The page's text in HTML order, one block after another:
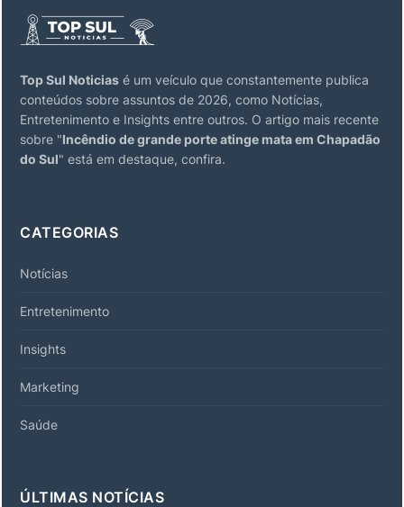
Top Sul Noticias é um veículo que constantemente publica
conteúdos sobre assuntos de 2026, como Notícias,
Entretenimento e Insights entre outros. O artigo mais recente
sobre "Incêndio de grande porte atinge mata em Chapadão
do Sul" está em destaque, confira.
CATEGORIAS
Notícias
Entretenimento
Insights
Marketing
Saúde
ÚLTIMAS NOTÍCIAS